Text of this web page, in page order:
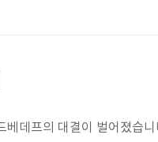
데프의 대결이 벌어졌습